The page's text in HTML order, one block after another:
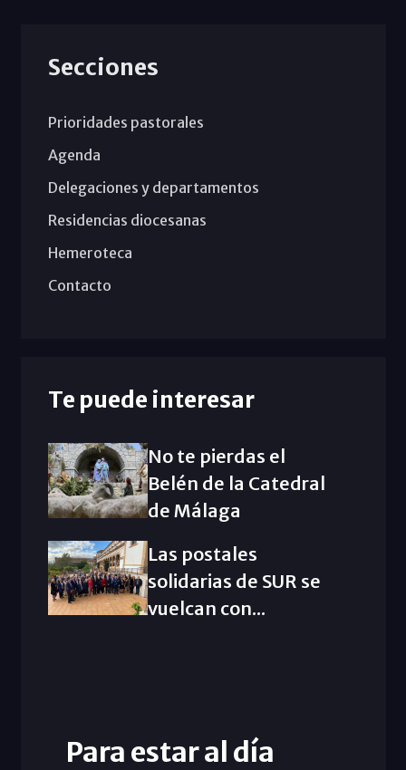
Secciones
Prioridades pastorales
Agenda
Delegaciones y departamentos
Residencias diocesanas
Hemeroteca
Contacto
Te puede interesar
No te pierdas el
Belén de la Catedral
de Málaga
Las postales
solidarias de SUR se
vuelcan con...
Para estar al día